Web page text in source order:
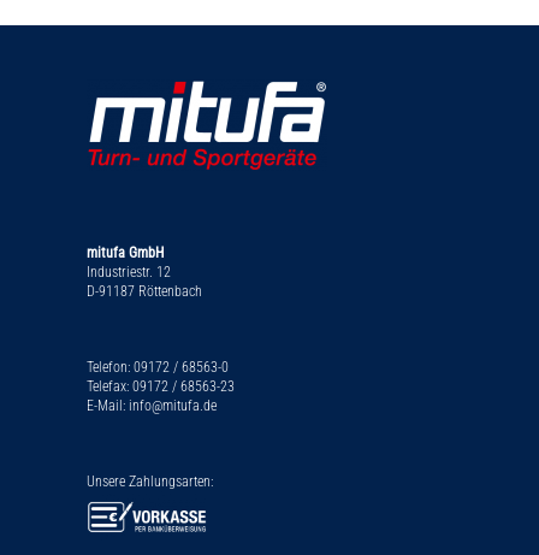
mitufa GmbH
Industriestr. 12
D-91187 Röttenbach
Telefon: 09172 / 68563-0
Telefax: 09172 / 68563-23
E-Mail: info@mitufa.de
Unsere Zahlungsarten: